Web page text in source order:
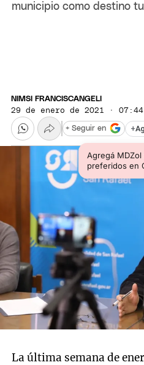
municipio como destino
NIMSI FRANCISCANGELI
29 de enero de 2021 ·
+
Agregá
preferidos en
+ Seguir en
La última semana de